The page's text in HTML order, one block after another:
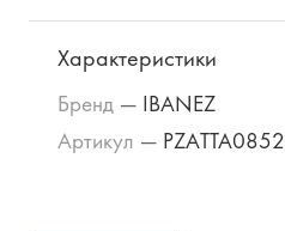
Характеристики
Бренд — IBANEZ
Артикул —